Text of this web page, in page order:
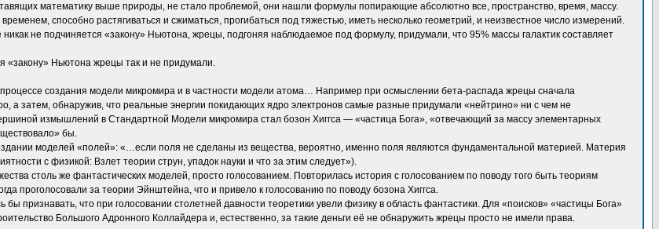
математику выше природы, не стало проблемой, они нашли формулы попирающие абсолютно все, пространство, время, массу.
способно растягиваться и сжиматься, прогибаться под тяжестью, иметь несколько геометрий, и неизвестное число измерений.
никак не подчиняется «закону» Ньютона, жрецы, подгоняя наблюдаемое под формулу, придумали, что 95% массы галактик составляет
«закону» Ньютона жрецы так и не придумали.
создания модели микромира и в частности модели атома… Например при осмыслении бета-распада жрецы сначала
а затем, обнаружив, что реальные энергии покидающих ядро электронов самые разные придумали «нейтрино» ни с чем не
измышлений в Стандартной Модели микромира стал бозон Хиггса — «частица Бога», «отвечающий за массу элементарных
бы.
моделей «полей»: «…если поля не сделаны из вещества, вероятно, именно поля являются фундаментальной материей. Материя
с физикой: Взлет теории струн, упадок науки и что за этим следует»).
столь же фантастических моделей, просто голосованием. Повторилась история с голосованием по поводу того быть теориям
проголосовали за теории Эйнштейна, что и привело к голосованию по поводу бозона Хиггса.
признавать, что при голосовании столетней давности теоретики увели физику в область фантастики. Для «поисков» «частицы Бога»
Большого Адронного Коллайдера и, естественно, за такие деньги её не обнаружить жрецы просто не имели права.